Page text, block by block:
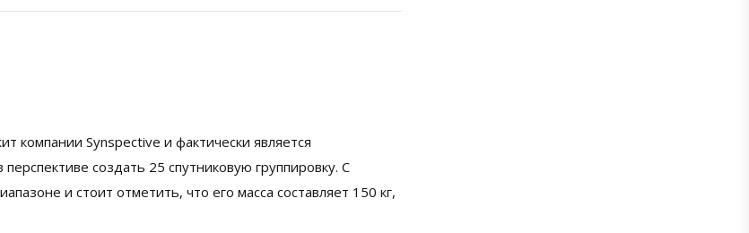
компании Synspective и фактически является
создать 25 спутниковую группировку. С
и стоит отметить, что его масса составляет 150 кг,